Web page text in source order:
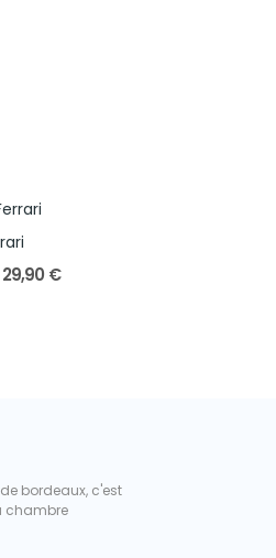
29,90 €
bordeaux, c'est
chambre